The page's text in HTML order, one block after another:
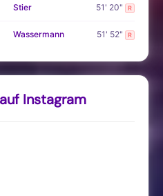
Stier 51' 20" R
Wassermann 51' 52" R
Instagram